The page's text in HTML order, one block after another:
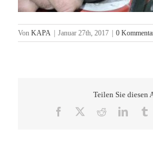
Von KAPA Januar 27th, 2017 0
Teilen Sie diesen
Facebook Reddit